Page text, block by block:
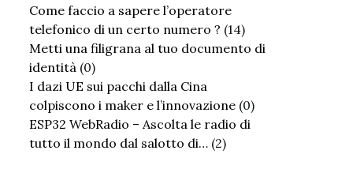
Come faccio a sapere l’operatore
telefonico di un certo numero ? (14)
Metti una filigrana al tuo documento di
identità (0)
I dazi UE sui pacchi dalla Cina
colpiscono i maker e l’innovazione (0)
ESP32 WebRadio – Ascolta le radio di
tutto il mondo dal salotto di… (2)